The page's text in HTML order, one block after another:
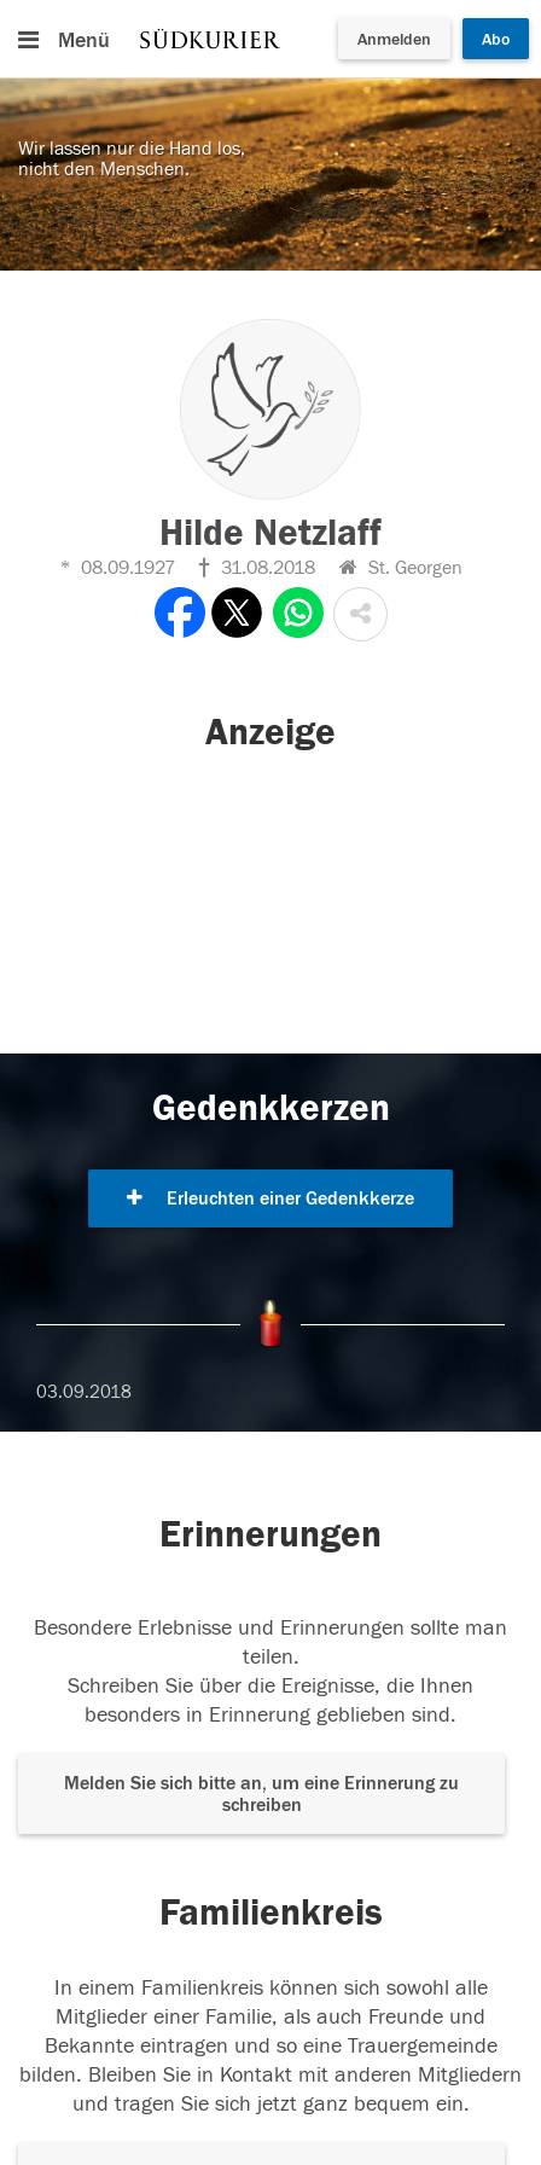
Menü Anmelden Abo
Wir lassen nur die Hand los,
nicht den Menschen.
Hilde Netzlaff
08.09.1927 31.08.2018 St. Georgen
Anzeige
Gedenkkerzen
Erleuchten einer Gedenkkerze
03.09.2018
Erinnerungen
Besondere Erlebnisse und Erinnerungen sollte man
teilen.
Schreiben Sie über die Ereignisse, die Ihnen
besonders in Erinnerung geblieben sind.
Melden Sie sich bitte an, um eine Erinnerung zu
schreiben
Familienkreis
In einem Familienkreis können sich sowohl alle
Mitglieder einer Familie, als auch Freunde und
Bekannte eintragen und so eine Trauergemeinde
bilden. Bleiben Sie in Kontakt mit anderen Mitgliedern
und tragen Sie sich jetzt ganz bequem ein.